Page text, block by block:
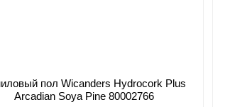
пол Wicanders Hydrocork Plus
Arcadian Soya Pine 80002766